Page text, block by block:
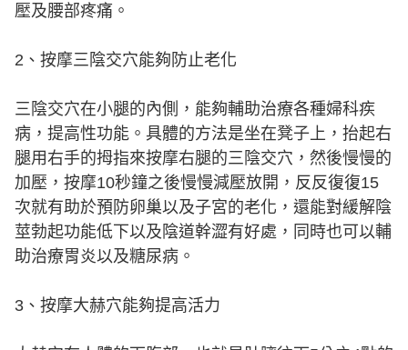
壓及腰部疼痛。
2、按摩三陰交穴能夠防止老化
三陰交穴在小腿的內側，能夠輔助治療各種婦科疾
病，提高性功能。具體的方法是坐在凳子上，抬起右
腿用右手的拇指來按摩右腿的三陰交穴，然後慢慢的
加壓，按摩10秒鐘之後慢慢減壓放開，反反復復15
次就有助於預防卵巢以及子宮的老化，還能對緩解陰
莖勃起功能低下以及陰道幹澀有好處，同時也可以輔
助治療胃炎以及糖尿病。
3、按摩大赫穴能夠提高活力